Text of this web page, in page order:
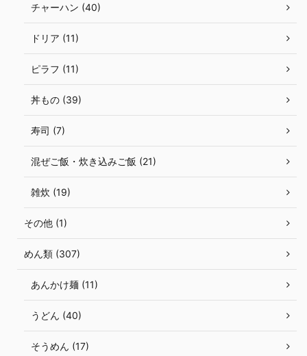
チャーハン (40)
ドリア (11)
ピラフ (11)
丼もの (39)
寿司 (7)
混ぜご飯・炊き込みご飯 (21)
雑炊 (19)
その他 (1)
めん類 (307)
あんかけ麺 (11)
うどん (40)
そうめん (17)